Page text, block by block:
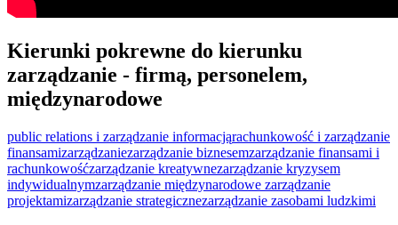
Kierunki pokrewne do kierunku
zarządzanie - firmą, personelem,
międzynarodowe
public relations i zarządzanie informacjąrachunkowość i zarządzanie
finansamizarządzaniezarządzanie biznesemzarządzanie finansami i
rachunkowośćzarządzanie kreatywnezarządzanie kryzysem
indywidualnymzarządzanie międzynarodowe zarządzanie
projektamizarządzanie strategicznezarządzanie zasobami ludzkimi